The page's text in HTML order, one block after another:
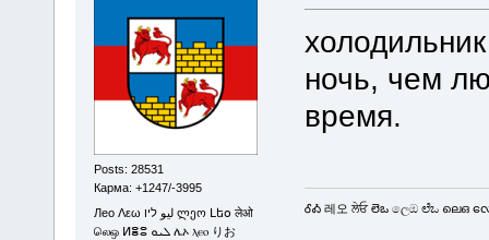
Posts: 28531
Карма: +1247/-3995
Лео Λεω ليو ליו ლეო Լեօ लेओ
லெஒ ⵍⴻⵓ ܠܝܘ ሌኦ ⲗⲉⲟ りお
ночь, чем
время.
ᎴᎣ 레오 ਲੇਓ లెఒ ලෙඔ ಲೆಒ ലെഒ လ